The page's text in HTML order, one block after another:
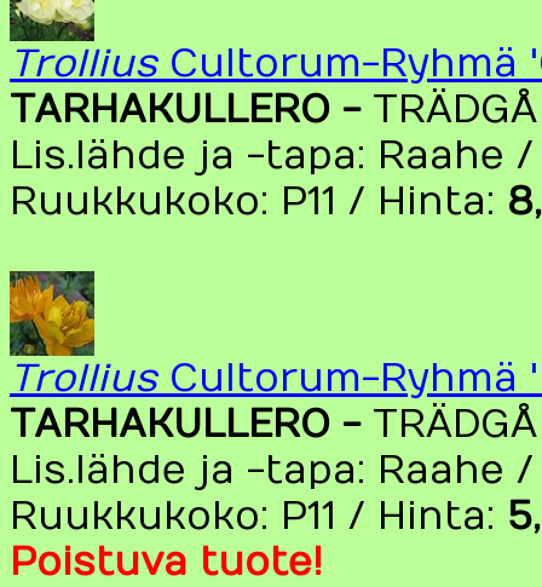
Trollius Cultorum-Ryhmä
TARHAKULLERO -
Lis.lähde ja -tapa: Raahe
Ruukkukoko: P11 / Hinta:
Trollius Cultorum-Ryhmä
TARHAKULLERO -
Lis.lähde ja -tapa: Raahe
Ruukkukoko: P11 / Hinta:
Poistuva tuote!